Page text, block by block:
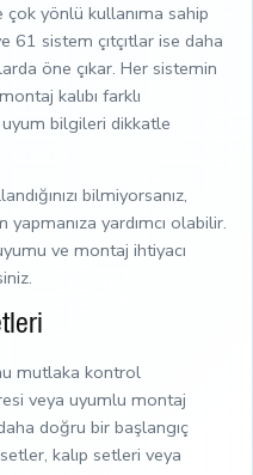
çok yönlü kullanıma sahip
61 sistem çıtçıtlar ise daha
öne çıkar. Her sistemin
kalıbı farklı
bilgileri dikkatle
bilmiyorsanız,
yardımcı olabilir.
ve montaj ihtiyacı
mutlaka kontrol
veya uyumlu montaj
doğru bir başlangıç
kalıp setleri veya